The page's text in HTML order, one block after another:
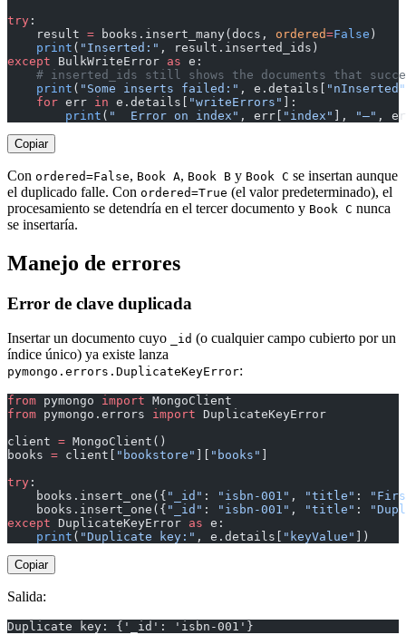
try :
    result
= books.insert_many(docs, ordered=False )
    print
( "Inserted:" , result.inserted_ids)
except BulkWriteError as e:
# inserted_ids still shows the documents that
    print
( "Some inserts failed:" , e.details[
"nInserted"
    for
err in e.details[ "writeErrors"
]:
        print
( "  Error on index" , err[ "index" ], "—" ,
Copiar
Con ordered=False, Book A, Book B y Book C se insertan aunque
el duplicado falle. Con ordered=True (el valor predeterminado), el
procesamiento se detendría en el tercer documento y Book C nunca
se insertaría.
Manejo de errores
Error de clave duplicada
Insertar un documento cuyo _id (o cualquier campo cubierto por un
índice único) ya existe lanza
pymongo.errors.DuplicateKeyError:
from pymongo import MongoClient
from pymongo.errors import DuplicateKeyError
client = MongoClient()
books = client[ "bookstore" "books"
try :
    books.insert_one({
"_id" : "isbn-001" , "title" :
    books.insert_one({
"_id" : "isbn-001" , "title" :
except DuplicateKeyError as e:
    print
( "Duplicate key:" , e.details[ "keyValue" ])
Copiar
Salida:
Duplicate key: {'_id': 'isbn-001'}